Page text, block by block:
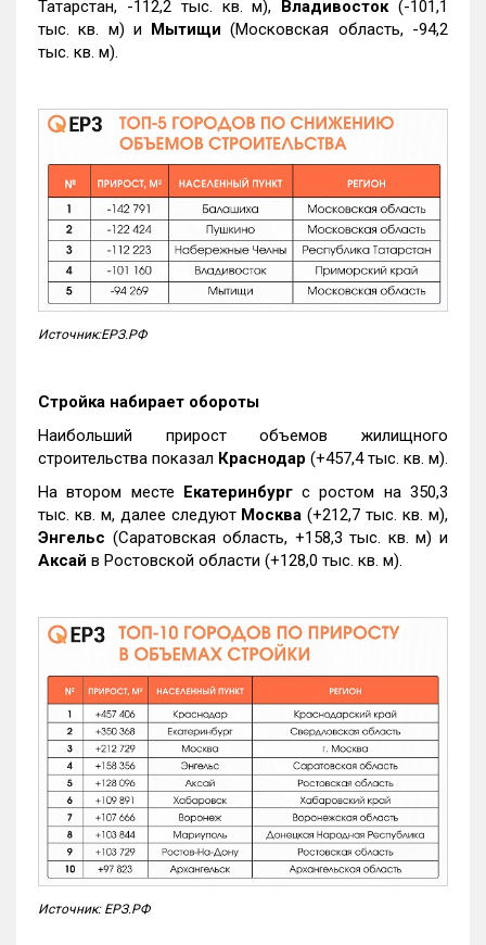
Татарстан, -112,2 тыс. кв. м), Владивосток(-101,1
тыс. кв. м) и Мытищи (Московская область, -94,2
тыс. кв. м).
Источник:ЕРЗ.РФ
Стройка набирает обороты
Наибольший прирост объемов жилищного
строительства показал Краснодар (+457,4 тыс. кв. м).
На втором месте Екатеринбургс ростом на 350,3
тыс. кв. м, далее следуют Москва (+212,7 тыс. кв. м),
Энгельс (Саратовская область, +158,3 тыс. кв. м) и
Аксай в Ростовской области (+128,0 тыс. кв. м).
Источник: ЕРЗ.РФ